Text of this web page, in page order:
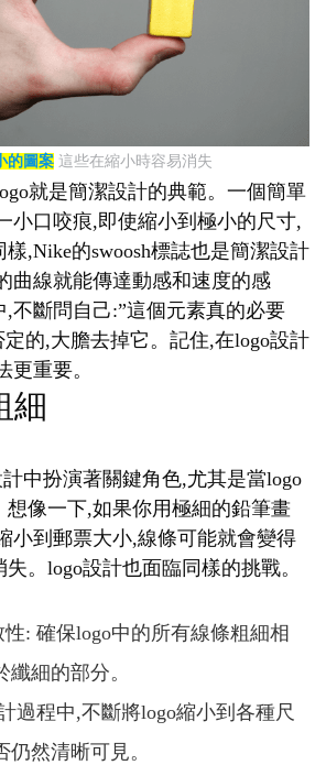
的圖案 這些在縮小時容易消失
就是簡潔設計的典範。一個簡單
小口咬痕,即使縮小到極小的尺寸,
,Nike的swoosh標誌也是簡潔設計
曲線就能傳達動感和速度的感
不斷問自己:”這個元素真的必要
定的,大膽去掉它。記住,在logo設計
更重要。
細
中扮演著關鍵角色,尤其是當logo
想像一下,如果你用極細的鉛筆畫
小到郵票大小,線條可能就會變得
。logo設計也面臨同樣的挑戰。
: 確保logo中的所有線條粗細相
細的部分。
過程中,不斷將logo縮小到各種尺
然清晰可見。